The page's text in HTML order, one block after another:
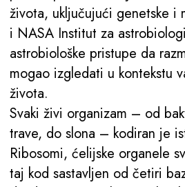
života, uključujući genetske i
i NASA Institut za
astrobiološke pristupe da
mogao izgledati u kontekstu
života.
Svaki živi organizam – od
trave, do slona – kodiran je
Ribosomi, ćelijske organele
taj kod sastavljen od četiri